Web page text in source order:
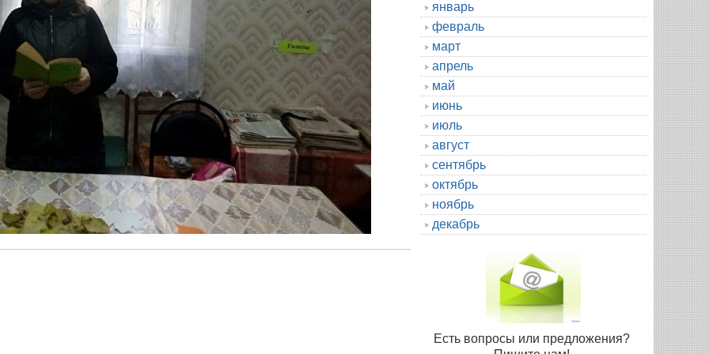
январь
февраль
март
апрель
май
июнь
июль
август
сентябрь
октябрь
ноябрь
декабрь
Есть вопросы или предложения?